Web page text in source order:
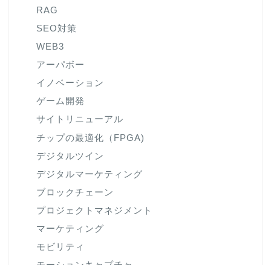
RAG
SEO対策
WEB3
アーパボー
イノベーション
ゲーム開発
サイトリニューアル
チップの最適化（FPGA)
デジタルツイン
デジタルマーケティング
ブロックチェーン
プロジェクトマネジメント
マーケティング
モビリティ